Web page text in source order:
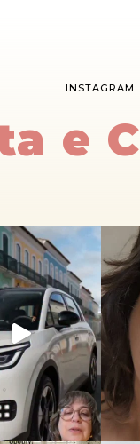
INSTAGRAM
e